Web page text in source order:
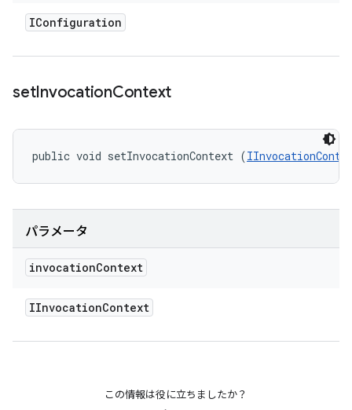
IConfiguration
setInvocationContext
public void setInvocationContext (
パラメータ
invocationContext
IInvocationContext
この情報は役に立ちましたか？